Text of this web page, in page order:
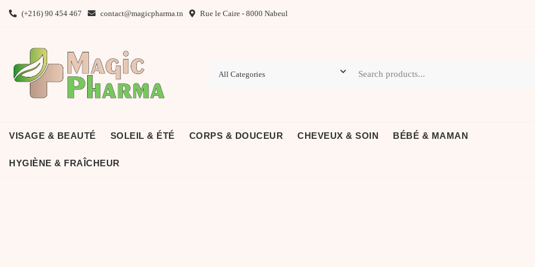
(+216) 90 454 467 contact@magicpharma.tn Rue le Caire - 8000 Nabeul
VISAGE & BEAUTÉ SOLEIL & ÉTÉ CORPS & DOUCEUR CHEVEUX & SOIN BÉBÉ & MAMAN
HYGIÈNE & FRAÎCHEUR